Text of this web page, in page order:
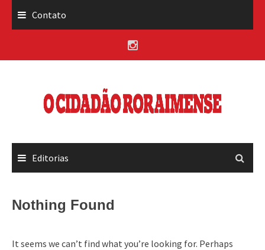
Contato
Editorias
Nothing Found
It seems we can’t find what you’re looking for. Perhaps